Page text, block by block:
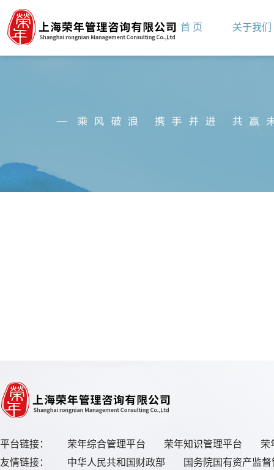
首 页 关于我们
平台链接： 荣年综合管理平台 荣年知识管理平台
荣
友情链接：
中华人民共和国财政部 国务院国有资产监